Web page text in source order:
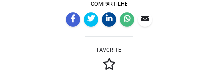
COMPARTILHE
FAVORITE